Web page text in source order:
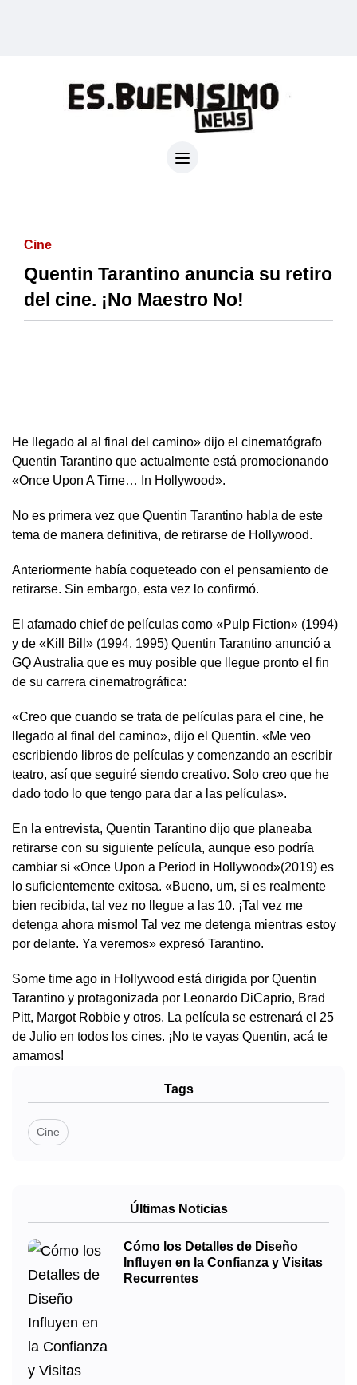
Cine
Quentin Tarantino anuncia su retiro
del cine. ¡No Maestro No!
He llegado al al final del camino» dijo el cinematógrafo
Quentin Tarantino que actualmente está promocionando
«Once Upon A Time… In Hollywood».
No es primera vez que Quentin Tarantino habla de este
tema de manera definitiva, de retirarse de Hollywood.
Anteriormente había coqueteado con el pensamiento de
retirarse. Sin embargo, esta vez lo confirmó.
El afamado chief de películas como «Pulp Fiction» (1994)
y de «Kill Bill» (1994, 1995) Quentin Tarantino anunció a
GQ Australia que es muy posible que llegue pronto el fin
de su carrera cinematrográfica:
«Creo que cuando se trata de películas para el cine, he
llegado al final del camino», dijo el Quentin. «Me veo
escribiendo libros de películas y comenzando an escribir
teatro, así que seguiré siendo creativo. Solo creo que he
dado todo lo que tengo para dar a las películas».
En la entrevista, Quentin Tarantino dijo que planeaba
retirarse con su siguiente película, aunque eso podría
cambiar si «Once Upon a Period in Hollywood»(2019) es
lo suficientemente exitosa. «Bueno, um, si es realmente
bien recibida, tal vez no llegue a las 10. ¡Tal vez me
detenga ahora mismo! Tal vez me detenga mientras estoy
por delante. Ya veremos» expresó Tarantino.
Some time ago in Hollywood está dirigida por Quentin
Tarantino y protagonizada por Leonardo DiCaprio, Brad
Pitt, Margot Robbie y otros. La película se estrenará el 25
de Julio en todos los cines. ¡No te vayas Quentin, acá te
amamos!
Tags
Cine
Últimas Noticias
Cómo los Detalles de Diseño
Influyen en la Confianza y Visitas
Recurrentes